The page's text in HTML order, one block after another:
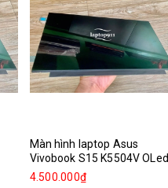
Màn hình laptop Asus
Vivobook S15 K5504V OLed
4.500.000₫